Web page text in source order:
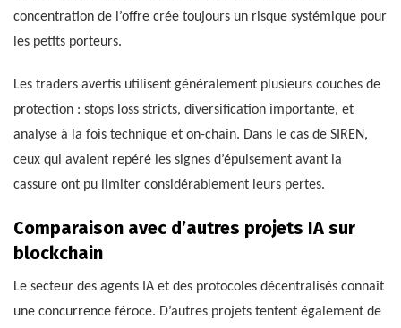
concentration de l’offre crée toujours un risque systémique pour
les petits porteurs.
Les traders avertis utilisent généralement plusieurs couches de
protection : stops loss stricts, diversification importante, et
analyse à la fois technique et on-chain. Dans le cas de SIREN,
ceux qui avaient repéré les signes d’épuisement avant la
cassure ont pu limiter considérablement leurs pertes.
Comparaison avec d’autres projets IA sur
blockchain
Le secteur des agents IA et des protocoles décentralisés connaît
une concurrence féroce. D’autres projets tentent également de